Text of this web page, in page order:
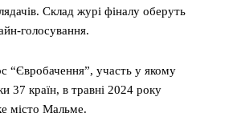
Склад журі фіналу оберуть
голосування.
“Євробачення”, участь у якому
37 країн, в травні 2024 року
місто Мальме.